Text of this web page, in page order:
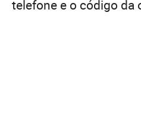
telefone e o código da